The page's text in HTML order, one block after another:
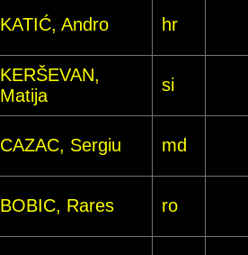
KATIĆ, Andro hr
KERŠEVAN,
Matija
si
CAZAC, Sergiu md
BOBIC, Rares ro